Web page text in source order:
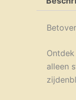
alleen